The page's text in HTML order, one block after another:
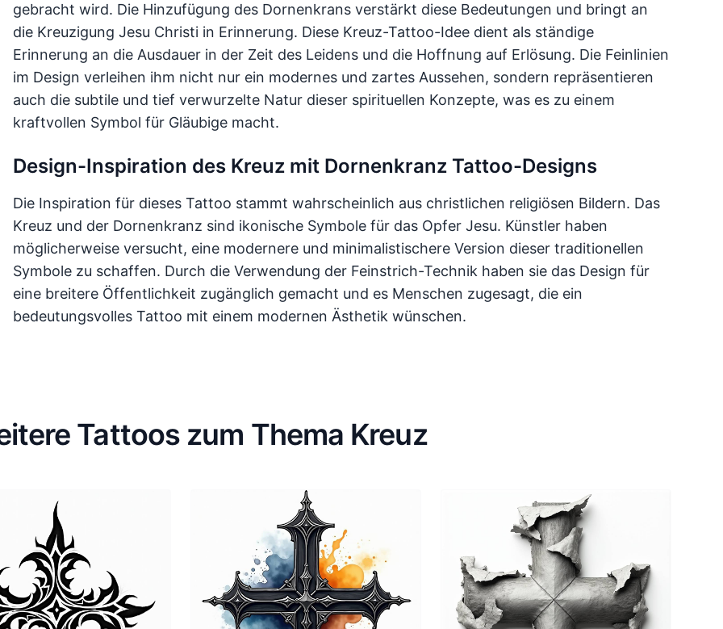
gebracht wird. Die Hinzufügung des Dornenkrans verstärkt diese Bedeutungen und bringt an
die Kreuzigung Jesu Christi in Erinnerung. Diese Kreuz-Tattoo-Idee dient als ständige
Erinnerung an die Ausdauer in der Zeit des Leidens und die Hoffnung auf Erlösung. Die Feinlinien
im Design verleihen ihm nicht nur ein modernes und zartes Aussehen, sondern repräsentieren
auch die subtile und tief verwurzelte Natur dieser spirituellen Konzepte, was es zu einem
kraftvollen Symbol für Gläubige macht.
Design-Inspiration des Kreuz mit Dornenkranz Tattoo-Designs
Die Inspiration für dieses Tattoo stammt wahrscheinlich aus christlichen religiösen Bildern. Das
Kreuz und der Dornenkranz sind ikonische Symbole für das Opfer Jesu. Künstler haben
möglicherweise versucht, eine modernere und minimalistischere Version dieser traditionellen
Symbole zu schaffen. Durch die Verwendung der Feinstrich-Technik haben sie das Design für
eine breitere Öffentlichkeit zugänglich gemacht und es Menschen zugesagt, die ein
bedeutungsvolles Tattoo mit einem modernen Ästhetik wünschen.
Tattoos zum Thema Kreuz